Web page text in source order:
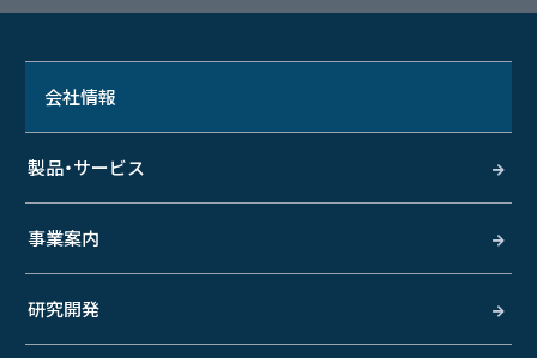
会社情報
製品・サービス
事業案内
研究開発